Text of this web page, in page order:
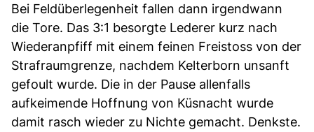
Bei Feldüberlegenheit fallen dann irgendwann
die Tore. Das 3:1 besorgte Lederer kurz nach
Wiederanpfiff mit einem feinen Freistoss von der
Strafraumgrenze, nachdem Kelterborn unsanft
gefoult wurde. Die in der Pause allenfalls
aufkeimende Hoffnung von Küsnacht wurde
damit rasch wieder zu Nichte gemacht. Denkste.